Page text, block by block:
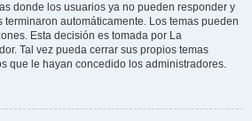
donde los usuarios ya no pueden responder y
terminaron automáticamente. Los temas pueden
Esta decisión es tomada por La
Tal vez pueda cerrar sus propios temas
que le hayan concedido los administradores.